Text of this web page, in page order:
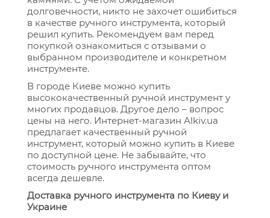
долговечности, никто не захочет ошибиться
в качестве ручного инструмента, который
решил купить. Рекомендуем вам перед
покупкой ознакомиться с отзывами о
выбранном производителе и конкретном
инструменте.
В городе Киеве можно купить
высококачественный ручной инструмент у
многих продавцов. Другое дело – вопрос
цены на него. Интернет-магазин Alkiv.ua
предлагает качественный ручной
инструмент, который можно купить в Киеве
по доступной цене. Не забывайте, что
стоимость ручного инструмента оптом
всегда дешевле.
Доставка ручного инструмента по Киеву и
Украине